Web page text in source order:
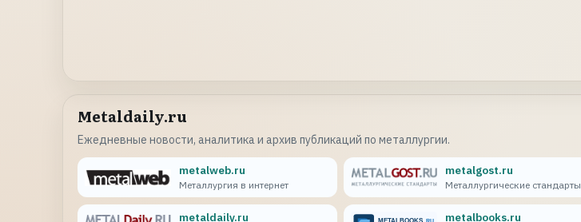
Metaldaily.ru
Ежедневные новости, аналитика и архив публикаций по металлургии.
metalweb.ru
Металлургия в интернет
metalgost.ru
Металлургические стандарты
metaldaily.ru metalbooks.ru